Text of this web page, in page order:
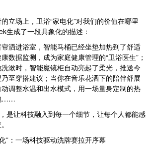
立场上，卫浴“家电化”对我们的价值在哪里
生成了一段具象化的描述：
洒进浴室，智能马桶已经坐垫加热到了舒适
数据监测，成为家庭健康管理的“卫浴医生”；
漱时，智能魔镜柜自动亮起了柔光，推送今
至穿搭建议；当你在音乐花洒下的陪伴舒展
调整水温和出水模式，用一场量身定制的热
……
是让科技融入到每一个细节，让每个人都能感
”：一场科技驱动洗牌赛拉开序幕